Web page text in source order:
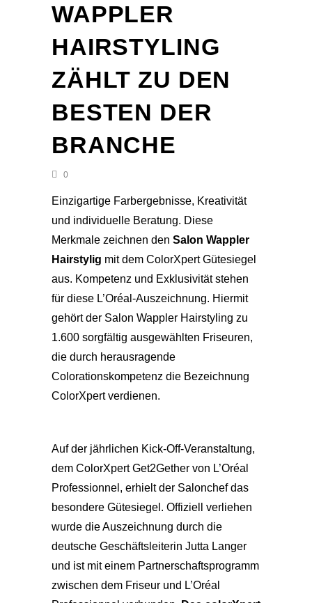
WAPPLER
HAIRSTYLING
ZÄHLT ZU DEN
BESTEN DER
BRANCHE
0
Einzigartige Farbergebnisse, Kreativität
und individuelle Beratung. Diese
Merkmale zeichnen den Salon Wappler
Hairstylig mit dem ColorXpert Gütesiegel
aus. Kompetenz und Exklusivität stehen
für diese L’Oréal-Auszeichnung. Hiermit
gehört der Salon Wappler Hairstyling zu
1.600 sorgfältig ausgewählten Friseuren,
die durch herausragende
Colorationskompetenz die Bezeichnung
ColorXpert verdienen.
Auf der jährlichen Kick-Off-Veranstaltung,
dem ColorXpert Get2Gether von L’Oréal
Professionnel, erhielt der Salonchef das
besondere Gütesiegel. Offiziell verliehen
wurde die Auszeichnung durch die
deutsche Geschäftsleiterin Jutta Langer
und ist mit einem Partnerschaftsprogramm
zwischen dem Friseur und L’Oréal